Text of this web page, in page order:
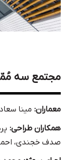
مجتمع سه
معماران: مینا
همکاران طراحی:
صدف خجندی،